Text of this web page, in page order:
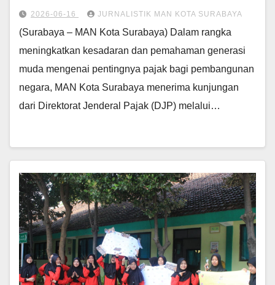
2026-06-16 JURNALISTIK MAN KOTA SURABAYA
(Surabaya – MAN Kota Surabaya) Dalam rangka
meningkatkan kesadaran dan pemahaman generasi
muda mengenai pentingnya pajak bagi pembangunan
negara, MAN Kota Surabaya menerima kunjungan
dari Direktorat Jenderal Pajak (DJP) melalui…